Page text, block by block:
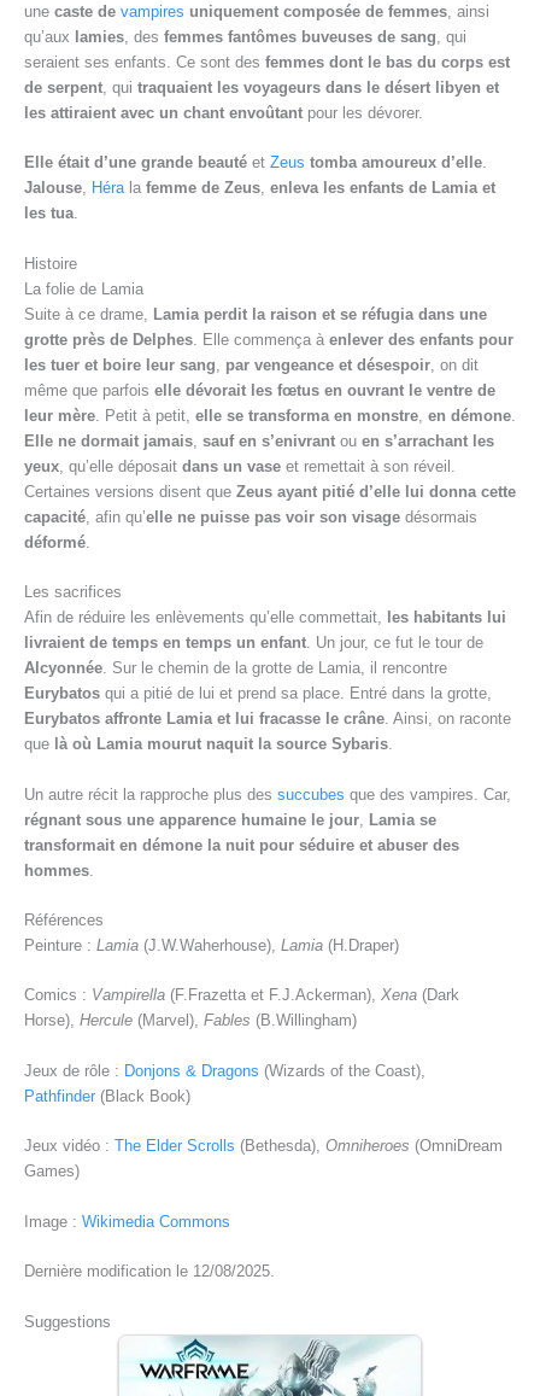
une caste de vampires uniquement composée de femmes , ainsi
qu’aux lamies , des femmes fantômes buveuses de sang , qui
seraient ses enfants. Ce sont des femmes dont le bas du corps est
de serpent , qui traquaient les voyageurs dans le désert libyen et
les attiraient avec un chant envoûtant pour les dévorer.
Elle était d’une grande beauté et Zeus tomba amoureux d’elle.
Jalouse, Hérala femme de Zeus, enleva les enfants de Lamia et
les tua.
Histoire
La folie de Lamia
Suite à ce drame,
Lamia perdit la raison et se réfugia dans une
grotte près de Delphes . Elle commença à enlever des enfants pour
les tuer et boire leur sang
par vengeance et désespoir , on dit
même que parfois elle dévorait les fœtus en ouvrant le ventre de
leur mère . Petit à petit, elle se transforma en monstre en démone
Elle ne dormait jamais sauf en s’enivrant ou en s’arrachant les
yeux , qu’elle déposait dans un vase et remettait à son réveil.
Certaines versions disent que Zeus ayant pitié d’elle lui donna cette
capacité , afin qu’elle ne puisse pas voir son visage désormais
déformé
Les sacrifices
Afin de réduire les enlèvements qu’elle commettait, les habitants lui
livraient de temps en temps un enfant. Un jour, ce fut le tour de
Alcyonnée. Sur le chemin de la grotte de Lamia, il rencontre
Eurybatos qui a pitié de lui et prend sa place. Entré dans la grotte,
Eurybatos affronte Lamia et lui fracasse le crâne. Ainsi, on raconte
que là où Lamia mourut naquit la source Sybaris.
Un autre récit la rapproche plus des succubes que des vampires. Car,
régnant sous une apparence humaine le jour Lamia se
transformait en démone la nuit pour séduire et abuser des
hommes
Références
Peinture : Lamia (J.W.Waherhouse), Lamia (H.Draper)
Comics : Vampirella (F.Frazetta et F.J.Ackerman), Xena (Dark
Horse), Hercule (Marvel), Fables (B.Willingham)
Jeux de rôle : Donjons & Dragons (Wizards of the Coast),
Pathfinder (Black Book)
Jeux vidéo : The Elder Scrolls (Bethesda), Omniheroes (OmniDream
Games)
Image : Wikimedia Commons
Dernière modification le 12/08/2025.
Suggestions